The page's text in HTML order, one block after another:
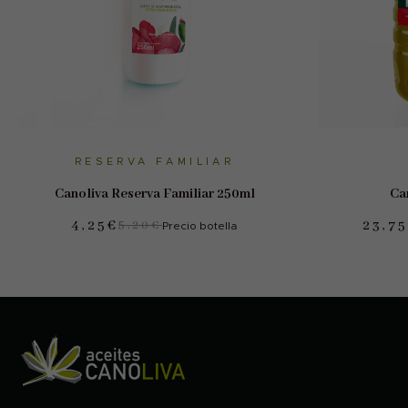
AÑADIR AL CARRITO
RESERVA FAMILIAR
Canoliva Reserva Familiar 250ml
5,20€
4,25 € Precio botella 23,75